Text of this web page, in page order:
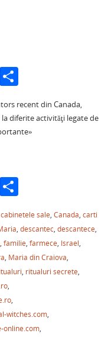
P
ta
je
ză
recent din Canada,
diferite activităţi legate de
P
ar
ta
je
a
ză
cabinetele sale,Canada,carti
,descantec,descantece,
, familie, farmece, Israel,
, Maria din Craiova,
, ritualuri secrete,
,
,
witches.com,
online.com,